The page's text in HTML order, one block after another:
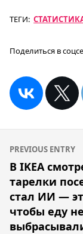
ТЕГИ:
Поделиться в
по
записям
PREVIOUS ENTRY
В IKEA
тарелки
стал ИИ —
чтобы еду не